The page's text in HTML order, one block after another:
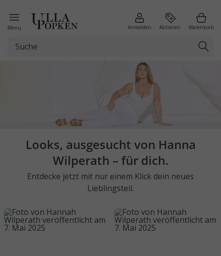
Menü Anmelden Aktionen Warenkorb
Looks, ausgesucht von Hanna
Wilperath – für dich.
Entdecke jetzt mit nur einem Klick dein neues
Lieblingsteil.